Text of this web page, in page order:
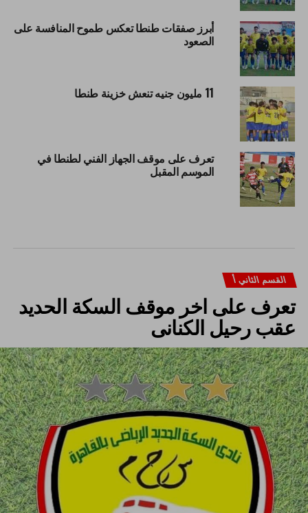
أبرز صفقات طنطا تعكس طموح المنافسة على
الصعود
11 مليون جنيه تنعش خزينة طنطا
تعرف على موقف الجهاز الفني لطنطا في
الموسم المقبل
القسم الثاني أ
تعرف على اخر موقف السكة الحديد
عقب رحيل الكنانى